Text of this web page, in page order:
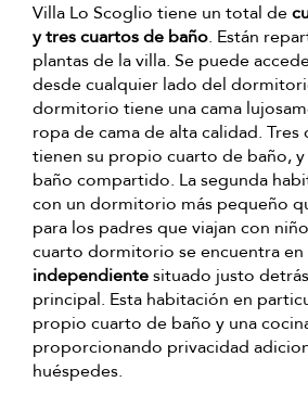
Villa Lo Scoglio tiene un total de
y tres cuartos de baño. Están
plantas de la villa. Se puede
desde cualquier lado del
dormitorio tiene una cama
ropa de cama de alta calidad.
tienen su propio cuarto de baño,
baño compartido. La segunda
con un dormitorio más pequeño
para los padres que viajan con
cuarto dormitorio se encuentra en
independientesituado justo
principal. Esta habitación en
propio cuarto de baño y una
proporcionando privacidad
huéspedes.